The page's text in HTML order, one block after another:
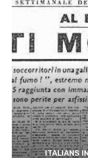
ITALIANS